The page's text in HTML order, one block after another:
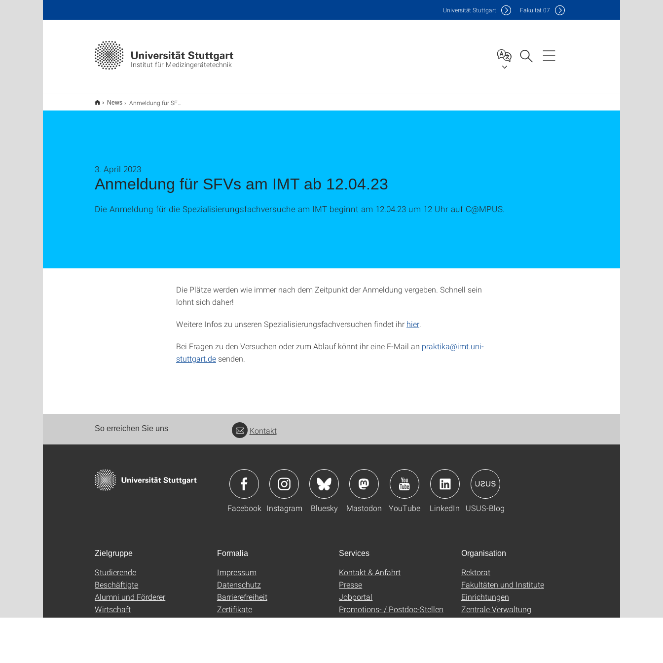
Institut für Medizingerätetechnik
Universität Stuttgart Fakultät07
News Anmeldung für SFVs am IMT ab 12.04.23
Anmeldung für SFVs am IMT ab 12.04.23
3. April 2023
Die Anmeldung für die Spezialisierungsfachversuche am IMT beginnt am 12.04.23 um 12 Uhr auf C@MPUS.
Die Plätze werden wie immer nach dem Zeitpunkt der Anmeldung vergeben. Schnell sein
lohnt sich daher!
Weitere Infos zu unseren Spezialisierungsfachversuchen findet ihr hier
Bei Fragen zu den Versuchen oder zum Ablauf könnt ihr eine E-Mail an praktika@imt.uni-
stuttgart.de senden.
So erreichen Sie uns Kontakt
Facebook Instagram Bluesky Mastodon YouTube LinkedIn USUS-Blog
Zielgruppe
Studierende
Beschäftigte
Alumni und Förderer
Wirtschaft
Formalia
Impressum
Datenschutz
Barrierefreiheit
Zertifikate
Services
Kontakt & Anfahrt
Presse
Jobportal
Promotions- / Postdoc-Stellen
Organisation
Rektorat
Fakultäten und Institute
Einrichtungen
Zentrale Verwaltung